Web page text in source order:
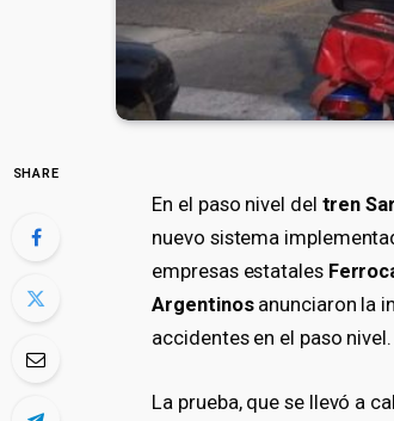
SHARE
En el paso nivel del tren
nuevo sistema
empresas estatales
Argentinosanunciaron la
accidentes en el paso nivel.
La prueba, que se llevó a